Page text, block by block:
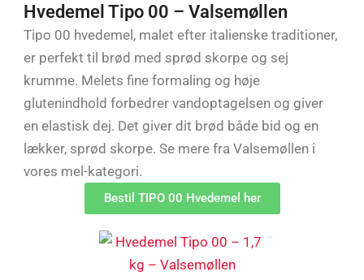
Hvedemel Tipo 00 – Valsemøllen
Tipo 00 hvedemel, malet efter italienske traditioner,
er perfekt til brød med sprød skorpe og sej
krumme. Melets fine formaling og høje
glutenindhold forbedrer vandoptagelsen og giver
en elastisk dej. Det giver dit brød både bid og en
lækker, sprød skorpe. Se mere fra Valsemøllen i
vores mel-kategori.
Bestil TIPO 00 Hvedemel her